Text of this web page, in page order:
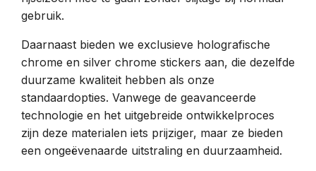
gebruik.
Daarnaast bieden we exclusieve holografische
chrome en silver chrome stickers aan, die dezelfde
duurzame kwaliteit hebben als onze
standaardopties. Vanwege de geavanceerde
technologie en het uitgebreide ontwikkelproces
zijn deze materialen iets prijziger, maar ze bieden
een ongeëvenaarde uitstraling en duurzaamheid.